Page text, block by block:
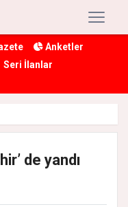
Anketler
Seri İlanlar
de yandı